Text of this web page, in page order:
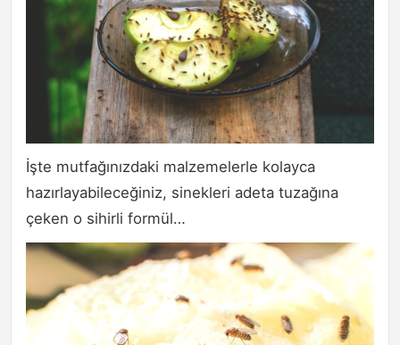
İşte mutfağınızdaki malzemelerle kolayca
hazırlayabileceğiniz, sinekleri adeta tuzağına
çeken o sihirli formül…